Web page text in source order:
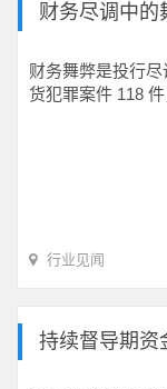
财务尽调中的
财务舞弊是投行
货犯罪案件 118
行业见闻
持续督导期资